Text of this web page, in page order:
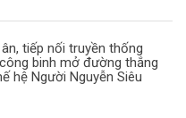
tiếp nối truyền thống
binh mở đường thắng
hệ Người Nguyễn Siêu